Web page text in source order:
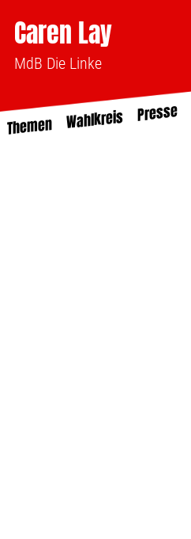
Caren Lay
MdB Die Linke
Themen Wahlkreis Presse